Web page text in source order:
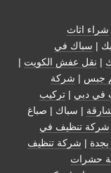
شراء اثاث
| سباك في
| نقل عفش الكويت |
جبس | شركة
في دبي | تركيب
| سباك | صباغ
شركة تنظيف في
| شركة تنظيف
حشرات